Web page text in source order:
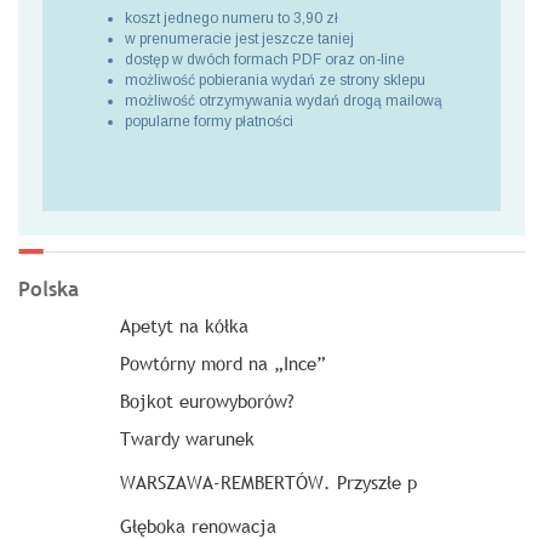
koszt jednego numeru to 3,90 zł
w prenumeracie jest jeszcze taniej
dostęp w dwóch formach PDF oraz on-line
możliwość pobierania wydań ze strony sklepu
możliwość otrzymywania wydań drogą mailową
popularne formy płatności
Polska
Apetyt na kółka
Powtórny mord na „Ince”
Bojkot eurowyborów?
Twardy warunek
WARSZAWA-REMBERTÓW. Przyszłe p
Głęboka renowacja